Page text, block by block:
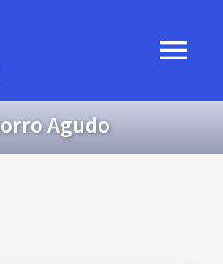
Agudo